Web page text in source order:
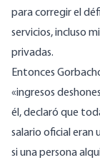
para corregir el
servicios, incluso
privadas.
Entonces
«ingresos
él, declaró que
salario oficial eran
si una persona